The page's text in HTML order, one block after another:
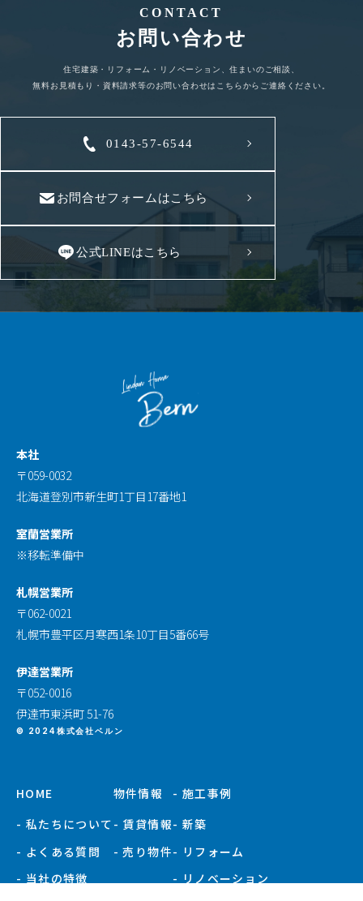
CONTACT
お問い合わせ
住宅建築・リフォーム・リノベーション、住まいのご相談、
無料お見積もり・資料請求等のお問い合わせはこちらからご連絡ください。
0143-57-6544
お問合せフォームはこちら
公式LINEはこちら
本社
〒059-0032
北海道登別市新生町1丁目17番地1
室蘭営業所
※移転準備中
札幌営業所
〒062-0021
札幌市豊平区月寒西1条10丁目5番66号
伊達営業所
〒052-0016
伊達市東浜町 51-76
© 2024株式会社ベルン
HOME
- 私たちについて
- よくある質問
- 当社の特徴
物件情報
- 賃貸情報
- 売り物件
- 施工事例
- 新築
- リフォーム
- リノベーション